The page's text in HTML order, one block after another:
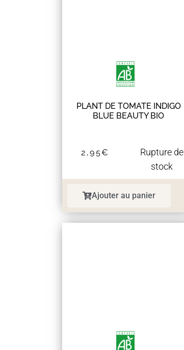
PLANT DE TOMATE INDIGO
BLUE BEAUTY BIO
2,95€
Rupture de
stock
Ajouter au panier